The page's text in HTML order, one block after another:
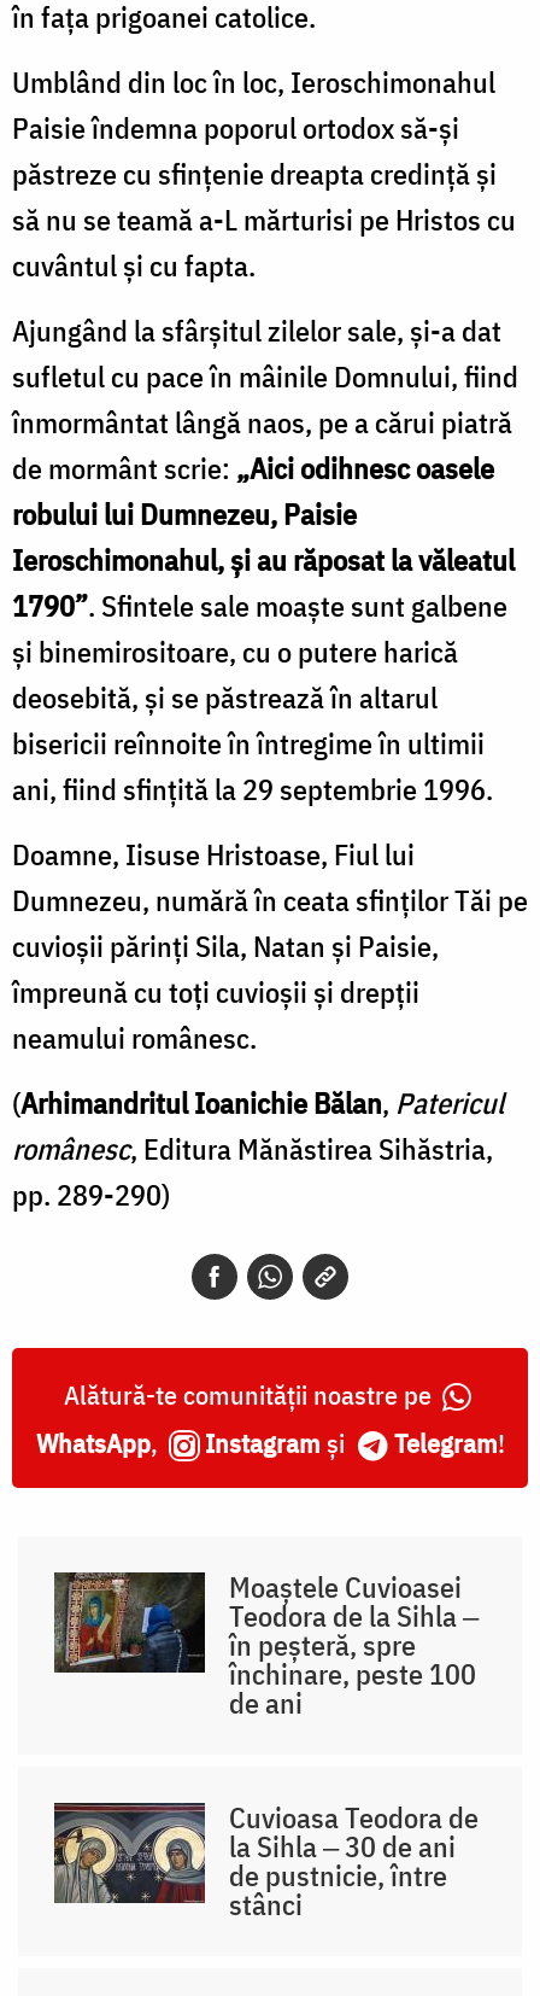
în faţa prigoanei catolice.
Umblând din loc în loc, Ieroschimonahul
Paisie îndemna poporul ortodox să-şi
păstreze cu sfinţenie dreapta credinţă şi
să nu se teamă a-L mărturisi pe Hristos cu
cuvântul şi cu fapta.
Ajungând la sfârşitul zilelor sale, şi-a dat
sufletul cu pace în mâinile Domnului, fiind
înmormântat lângă naos, pe a cărui piatră
de mormânt scrie: „Aici odihnesc oasele
robului lui Dumnezeu, Paisie
Ieroschimonahul, şi au răposat la văleatul
1790”. Sfintele sale moaşte sunt galbene
şi binemirositoare, cu o putere harică
deosebită, şi se păstrează în altarul
bisericii reînnoite în întregime în ultimii
ani, fiind sfinţită la 29 septembrie 1996.
Doamne, Iisuse Hristoase, Fiul lui
Dumnezeu, numără în ceata sfinţilor Tăi pe
cuvioşii părinţi Sila, Natan şi Paisie,
împreună cu toţi cuvioşii şi drepţii
neamului românesc.
(Arhimandritul Ioanichie Bălan, Patericul
românesc, Editura Mănăstirea Sihăstria,
pp. 289-290)
Alătură-te comunității noastre pe
WhatsApp, Instagram și Telegram!
Moaștele Cuvioasei
Teodora de la Sihla ‒
în peșteră, spre
închinare, peste 100
de ani
Cuvioasa Teodora de
la Sihla ‒ 30 de ani
de pustnicie, între
stânci